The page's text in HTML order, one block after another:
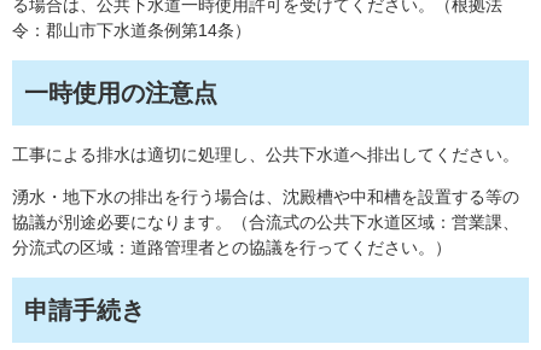
る場合は、公共下水道一時使用許可を受けてください。（根拠法
令：郡山市下水道条例第14条）
一時使用の注意点
工事による排水は適切に処理し、公共下水道へ排出してください。
湧水・地下水の排出を行う場合は、沈殿槽や中和槽を設置する等の
協議が別途必要になります。（合流式の公共下水道区域：営業課、
分流式の区域：道路管理者との協議を行ってください。）
申請手続き